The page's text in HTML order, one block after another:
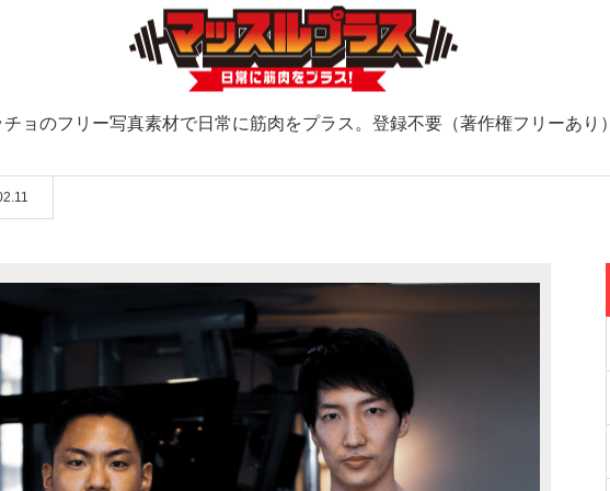
チョのフリー写真素材で日常に筋肉をプラス。登録不要（著作権フリーあり）